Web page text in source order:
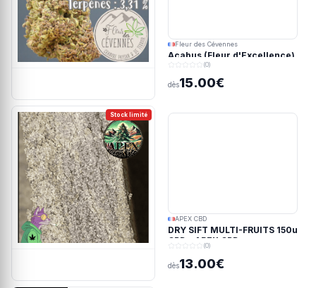
Fleur des Cévennes
Acabus (Fleur d'Excellence)
(0)
dès15.00€
Stock limité
APEX CBD
DRY SIFT MULTI-FRUITS 150u
CBD - APEX CBD
(0)
dès13.00€